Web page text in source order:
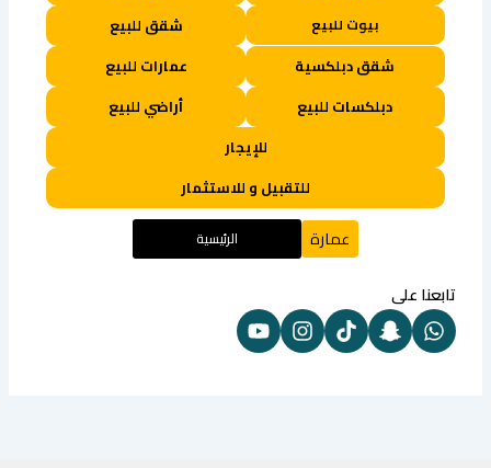
بيوت للبيع
شقق للبيع
شقق دبلكسية
عمارات للبيع
دبلكسات للبيع
أراضي للبيع
للإيجار
للتقبيل و للاستثمار
عمارة الرئيسية
تابعنا على